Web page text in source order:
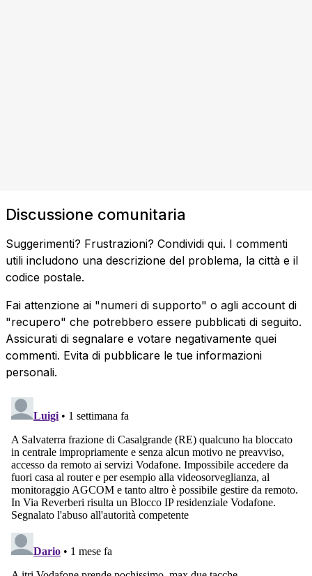
Discussione comunitaria
Suggerimenti? Frustrazioni? Condividi qui. I commenti
utili includono una descrizione del problema, la città e il
codice postale.
Fai attenzione ai "numeri di supporto" o agli account di
"recupero" che potrebbero essere pubblicati di seguito.
Assicurati di segnalare e votare negativamente quei
commenti. Evita di pubblicare le tue informazioni
personali.